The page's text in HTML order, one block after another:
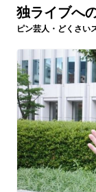
独ライブへ
ピン芸人・どくさい